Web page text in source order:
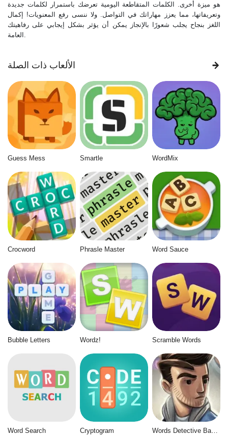
هو ميزة أخرى. الكلمات المتقاطعة اليومية تعرضك باستمرار لكلمات جديدة
وتعريفاتها، مما يعزز مهاراتك في التواصل. ولا ننسى رفع المعنويات! إكمال
اللغز بنجاح يجلب شعورًا بالإنجاز يمكن أن يؤثر بشكل إيجابي على رفاهيتك
العامة.
الألعاب ذات الصلة
Guess Mess Smartle WordMix
Crocword Phrasle Master Word Sauce
Bubble Letters Wordz! Scramble Words
Word Search Cryptogram Words Detective Bank Heist